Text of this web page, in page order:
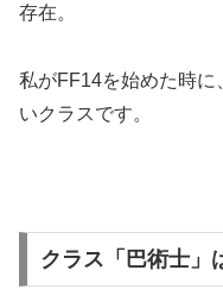
存在。
私がFF14を始めた時に
いクラスです。
クラス「巴術士」